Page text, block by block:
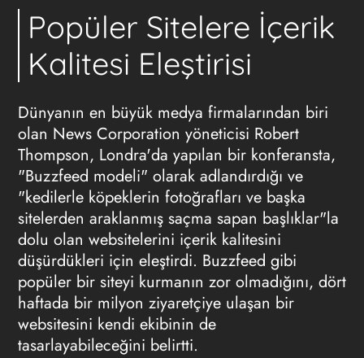
Popüler Sitelere İçerik
Kalitesi Eleştirisi
Dünyanın en büyük medya firmalarından biri
olan News Corporation yöneticisi Robert
Thompson, Londra'da yapılan bir konferansta,
"Buzzfeed modeli" olarak adlandırdığı ve
"kedilerle köpeklerin fotoğrafları ve başka
sitelerden araklanmış saçma sapan başlıklar"la
dolu olan websitelerini içerik kalitesini
düşürdükleri için eleştirdi. Buzzfeed gibi
popüler bir siteyi kurmanın zor olmadığını, dört
haftada bir milyon ziyaretçiye ulaşan bir
websitesini kendi ekibinin de
tasarlayabileceğini belirtti.